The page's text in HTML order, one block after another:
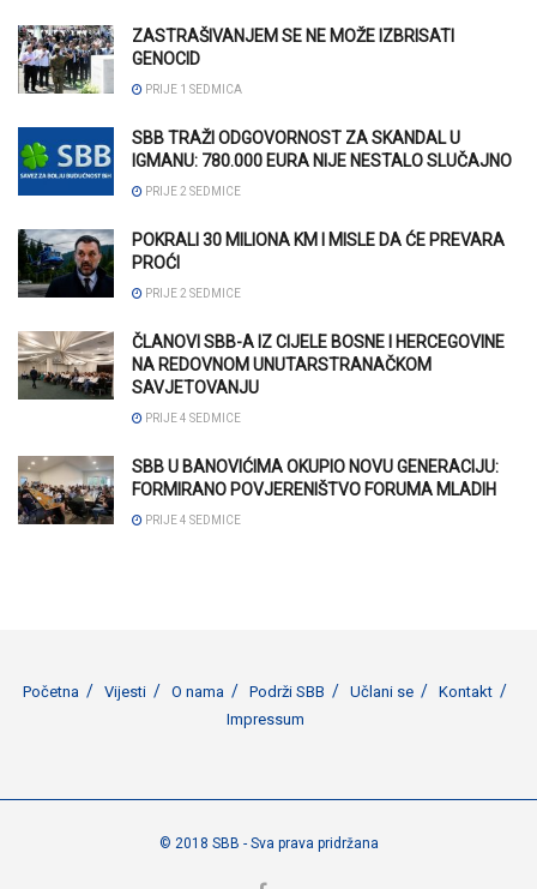
ZASTRAŠIVANJEM SE NE MOŽE IZBRISATI
GENOCID
PRIJE 1 SEDMICA
SBB TRAŽI ODGOVORNOST ZA SKANDAL U
IGMANU: 780.000 EURA NIJE NESTALO SLUČAJNO
PRIJE 2 SEDMICE
POKRALI 30 MILIONA KM I MISLE DA ĆE PREVARA
PROĆI
PRIJE 2 SEDMICE
ČLANOVI SBB-A IZ CIJELE BOSNE I HERCEGOVINE
NA REDOVNOM UNUTARSTRANAČKOM
SAVJETOVANJU
PRIJE 4 SEDMICE
SBB U BANOVIĆIMA OKUPIO NOVU GENERACIJU:
FORMIRANO POVJERENIŠTVO FORUMA MLADIH
PRIJE 4 SEDMICE
Početna Vijesti O nama Podrži SBB Učlani se
Kontakt
Impressum
© 2018 SBB - Sva prava pridržana